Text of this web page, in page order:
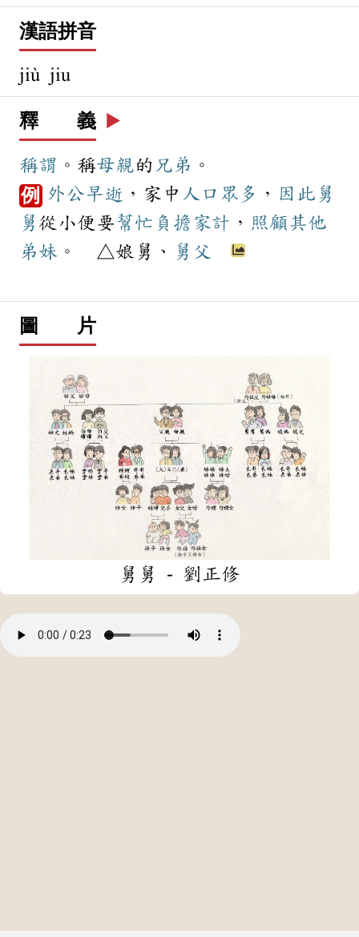
漢語拼音
jiù jiu
釋 義 ▶️
稱謂 。稱母親的 兄弟 。
例 外公早逝 ，家中 人口 眾多 ， 因此 舅
舅 從小便要幫忙 負擔 家計 ， 照顧其他
弟妹 。 △娘舅、 舅父
圖 片
舅舅 - 劉正修